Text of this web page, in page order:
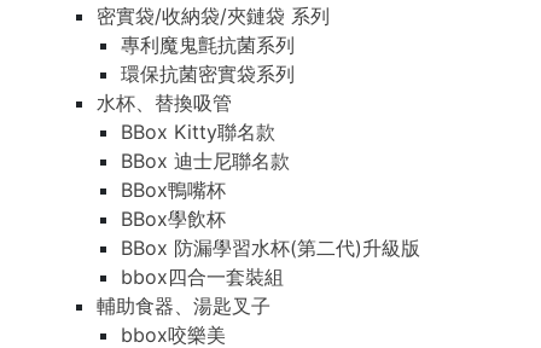
密實袋/收納袋/夾鏈袋 系列
專利魔鬼氈抗菌系列
環保抗菌密實袋系列
水杯、替換吸管
BBox Kitty聯名款
BBox 迪士尼聯名款
BBox鴨嘴杯
BBox學飲杯
BBox 防漏學習水杯(第二代)升級版
bbox四合一套裝組
輔助食器、湯匙叉子
bbox咬樂美